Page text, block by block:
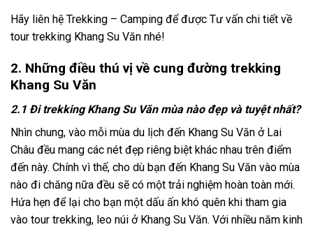
Hãy liên hệ Trekking – Camping để được Tư vấn chi tiết về
tour trekking Khang Su Văn nhé!
2. Những điều thú vị về cung đường trekking
Khang Su Văn
2.1 Đi trekking Khang Su Văn mùa nào đẹp và tuyệt nhất?
Nhìn chung, vào mỗi mùa du lịch đến Khang Su Văn ở Lai
Châu đều mang các nét đẹp riêng biệt khác nhau trên điểm
đến này. Chính vì thế, cho dù bạn đến Khang Su Văn vào mùa
nào đi chăng nữa đều sẽ có một trải nghiệm hoàn toàn mới.
Hứa hẹn để lại cho bạn một dấu ấn khó quên khi tham gia
vào tour trekking, leo núi ở Khang Su Văn. Với nhiều năm kinh